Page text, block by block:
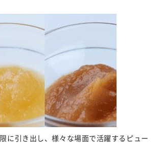
に引き出し、様々な場面で活躍するピュー